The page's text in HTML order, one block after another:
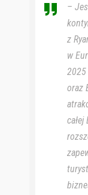
–
z
w
2025
oraz